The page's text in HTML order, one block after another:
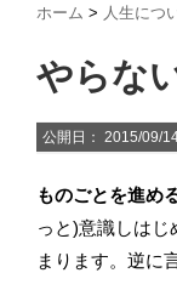
ホーム > 人生につ
やらな
公開日： 2015/09/
ものごとを進め
っと)意識しは
まります。逆に